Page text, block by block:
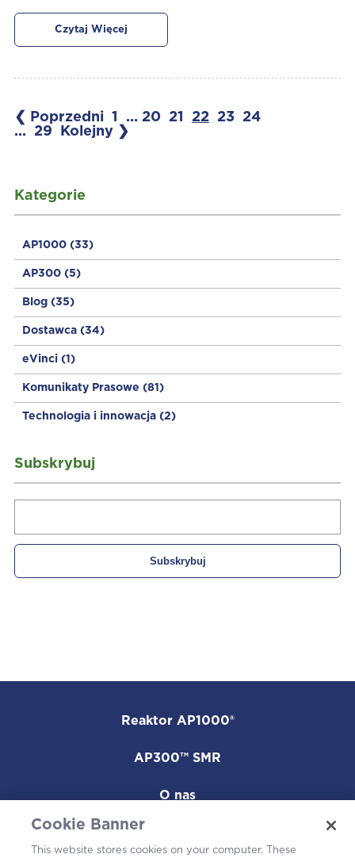
Kategorie
AP1000 (33)
AP300 (5)
Blog (35)
Dostawca (34)
eVinci (1)
Komunikaty Prasowe (81)
Technologia i innowacja (2)
Subskrybuj
Czytaj Więcej
❮ Poprzedni 1 ... 20 21 22 23
24
...
29 Kolejny ❯
Reaktor AP1000®
AP300™ SMR
O nas
Cookie Banner
This website stores cookies on your computer. These